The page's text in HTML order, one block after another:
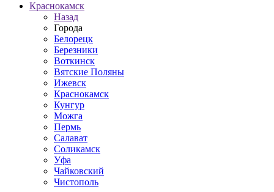
Краснокамск
Назад
Города
Белорецк
Березники
Воткинск
Вятские Поляны
Ижевск
Краснокамск
Кунгур
Можга
Пермь
Салават
Соликамск
Уфа
Чайковский
Чистополь